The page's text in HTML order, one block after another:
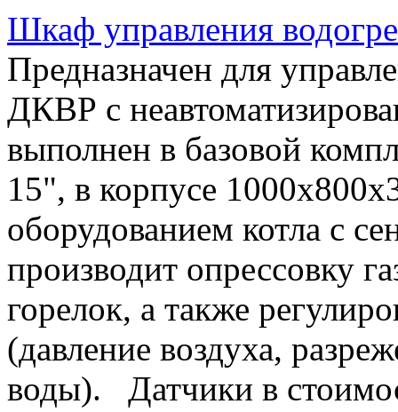
Шкаф управления
Предназначен для
ДКВР с
выполнен в базовой
15", в корпусе
оборудованием котла с
производит опрессовку
горелок, а также
(давление воздуха,
воды). Датчики в